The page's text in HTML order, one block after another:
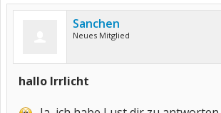
Sanchen
Neues Mitglied
hallo Irrlicht